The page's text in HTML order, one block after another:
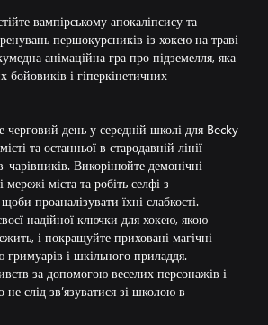
вампірському апокаліпсису та
першокурсників із хокею на траві
анімаційна гра про підземелля, яка
бойовиків і гіперкінетичних
день у середній школі для Becky
та останньої в стародавній лінії
чарівників. Викорінюйте демонічні
мережі міста та робіть селфі з
проаналізувати їхні слабкості.
надійної ключки для хокею, якою
і покращуйте приховані магічні
і шкільного приладдя.
за допомогою веселих персонажів і
слід зв’язуватися зі школою в